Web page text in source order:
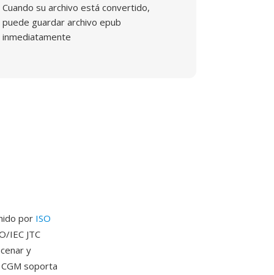
Cuando su archivo está convertido,
puede guardar archivo epub
inmediatamente
por ISO
IEC JTC
y
soporta